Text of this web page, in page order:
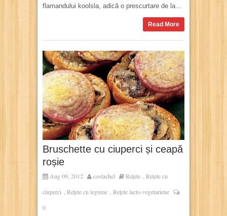
flamandului koolsla, adică o prescurtare de la...
Read More
Bruschette cu ciuperci și ceapă
roșie
Aug 09, 2012 costachel Rețete
Rețete cu
ciuperci
Rețete cu legume
Rețete lacto-vegetariene
0